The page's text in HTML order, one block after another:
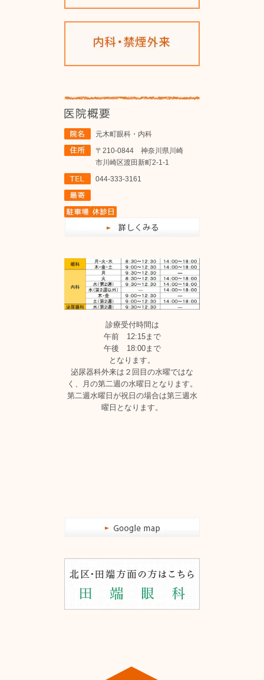
元木町眼科・内科
〒210-0844 神奈川県川崎
市川崎区渡田新町2-1-1
044-333-3161
診療受付時間は
午前 12:15まで
午後 18:00まで
となります。
泌尿器科外来は２回目の水曜ではな
く、月の第二週の水曜日となります。
第二週水曜日が祝日の場合は第三週水
曜日となります。